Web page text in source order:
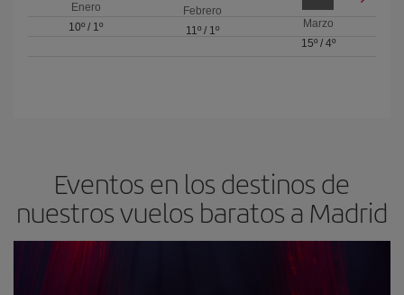
Enero
10º / 1º
Febrero
11º/ 1º
Marzo
15º/ 4º
Eventos en los destinos de
nuestros vuelos baratos a Madrid